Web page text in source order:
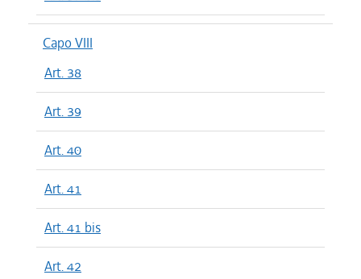
Capo VIII
Art. 38
Art. 39
Art. 40
Art. 41
Art. 41 bis
Art. 42